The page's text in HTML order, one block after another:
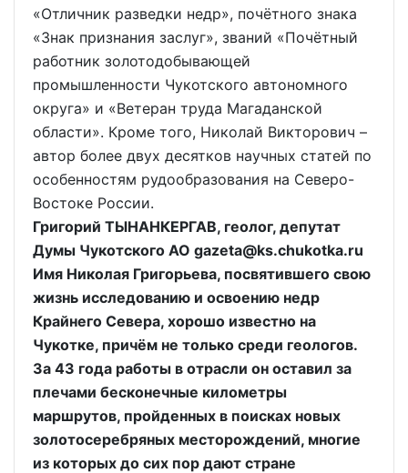
«Отличник разведки недр», почётного знака
«Знак признания заслуг», званий «Почётный
работник золотодобывающей
промышленности Чукотского автономного
округа» и «Ветеран труда Магаданской
области». Кроме того, Николай Викторович –
автор более двух десятков научных статей по
особенностям рудообразования на Северо-
Востоке России.
Григорий ТЫНАНКЕРГАВ, геолог, депутат
Думы Чукотского АО gazeta@ks.chukotka.ru
Имя Николая Григорьева, посвятившего свою
жизнь исследованию и освоению недр
Крайнего Севера, хорошо известно на
Чукотке, причём не только среди геологов.
За 43 года работы в отрасли он оставил за
плечами бесконечные километры
маршрутов, пройденных в поисках новых
золотосеребряных месторождений, многие
из которых до сих пор дают стране